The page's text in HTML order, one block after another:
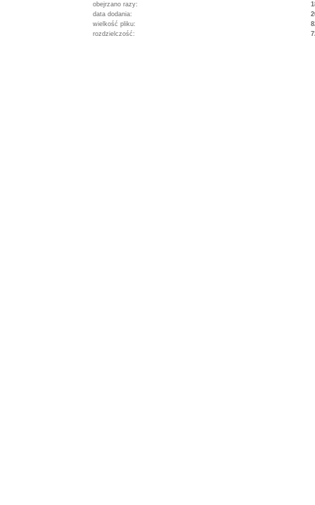
obejrzano razy:
data dodania:
wielkość pliku:
rozdzielczość: